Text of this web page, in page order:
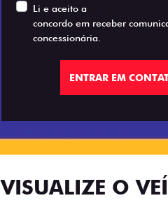
Li e aceito a
concordo em receber
concessionária.
ENTRAR EM
VISUALIZE O